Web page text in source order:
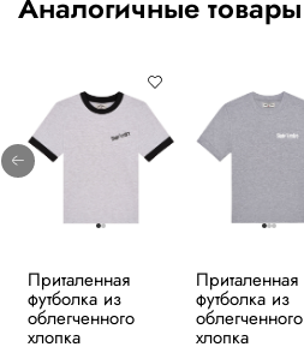
Приталенная
футболка из
облегченного
хлопка
Приталенная
футболка из
облегченного
хлопка